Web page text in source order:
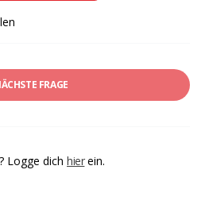
FRAGE
Logge dich hierein.